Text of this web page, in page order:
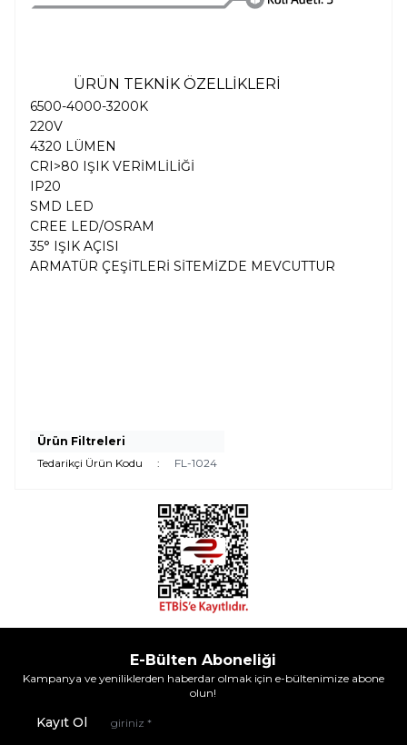
ÜRÜN TEKNİK ÖZELLİKLERİ
6500-4000-3200K
220V
4320 LÜMEN
CRI>80 IŞIK VERİMLİLİĞİ
IP20
SMD LED
CREE LED/OSRAM
35° IŞIK AÇISI
ARMATÜR ÇEŞİTLERİ SİTEMİZDE MEVCUTTUR
Ürün Filtreleri
Tedarikçi Ürün Kodu
: FL-1024
E-Bülten Aboneliği
Kampanya ve yeniliklerden haberdar olmak için e-bültenimize abone
olun!
Kayıt Ol